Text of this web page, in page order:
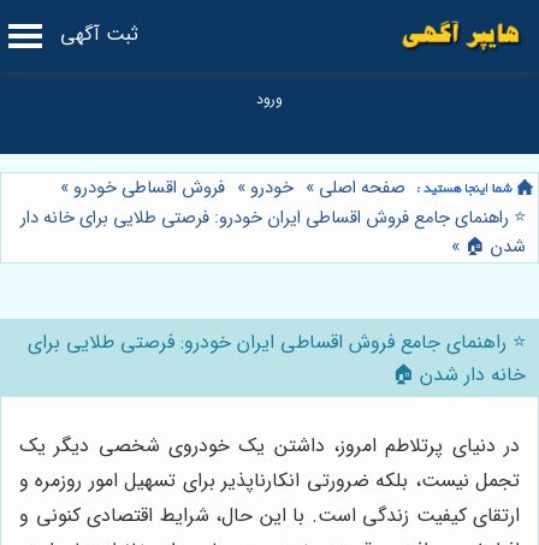
ثبت آگهی
صفحه اصلی » خودرو » فروش اقساطی خودرو »
⭐️ راهنمای جامع فروش اقساطی ایران خودرو: فرصتی طلایی برای خانه دار
شدن 🏠 »
⭐️ راهنمای جامع فروش اقساطی ایران خودرو: فرصتی طلایی برای
خانه دار شدن 🏠
در دنیای پرتلاطم امروز، داشتن یک خودروی شخصی دیگر یک
تجمل نیست، بلکه ضرورتی انکارناپذیر برای تسهیل امور روزمره و
ارتقای کیفیت زندگی است. با این حال، شرایط اقتصادی کنونی و